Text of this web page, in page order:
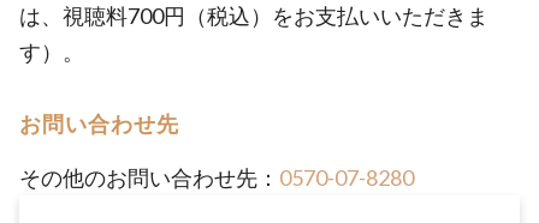
は、視聴料700円（税込）をお支払いいただきま
す）。
お問い合わせ先
その他のお問い合わせ先： 0570-07-8280